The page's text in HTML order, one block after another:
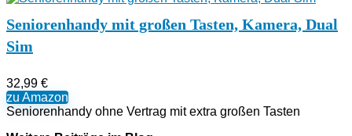
Seniorenhandy mit großen Tasten, Kamera, Dual
Sim
32,99 €
zu Amazon
Seniorenhandy ohne Vertrag mit extra großen Tasten